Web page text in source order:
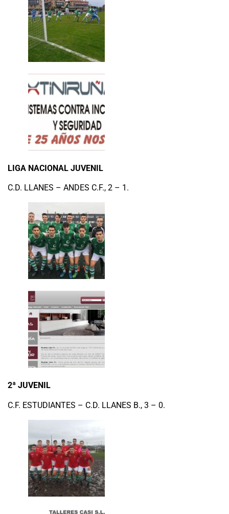
LIGA NACIONAL JUVENIL
C.D. LLANES – ANDES C.F., 2 – 1.
2ª JUVENIL
C.F. ESTUDIANTES – C.D. LLANES B., 3 – 0.